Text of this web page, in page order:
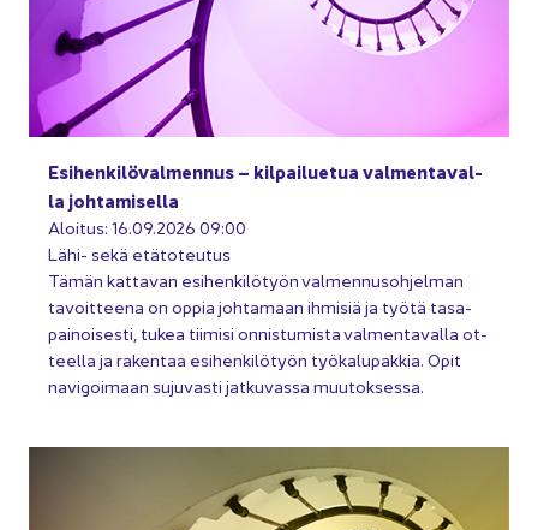
Esi­hen­ki­lö­val­men­nus – kil­pai­lue­tua val­men­ta­val­
la joh­ta­mi­sel­la
Aloi­tus: 16.09.2026 09:00
Lähi- sekä etä­to­teu­tus
Tämän kat­ta­van esi­hen­ki­lö­työn val­men­nus­oh­jel­man
ta­voit­tee­na on oppia joh­ta­maan ih­mi­siä ja työtä ta­sa­
pai­noi­ses­ti, tukea tii­mi­si on­nis­tu­mis­ta val­men­ta­val­la ot­
teel­la ja ra­ken­taa esi­hen­ki­lö­työn työ­ka­lu­pak­kia. Opit
na­vi­goi­maan su­ju­vas­ti jat­ku­vas­sa muu­tok­ses­sa.